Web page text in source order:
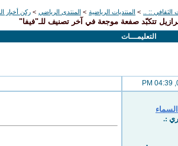
الثقافي :: .. > المنتديات الرياضية > المنتدى الرياضي > ركن أخبار
تتكبّد صفعة موجعة في آخر تصنيف للـ"فيفا"
التعليمـــات
:.